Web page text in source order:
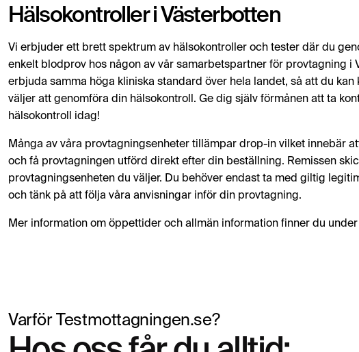
Hälsokontroller i Västerbotten
Vi erbjuder ett brett spektrum av hälsokontroller och tester där du
enkelt blodprov hos någon av vår samarbetspartner för provtagning i
erbjuda samma höga kliniska standard över hela landet, så att du
väljer att genomföra din hälsokontroll. Ge dig själv förmånen att ta
hälsokontroll idag!
Många av våra provtagningsenheter tillämpar drop-in vilket innebär
och få provtagningen utförd direkt efter din beställning. Remissen
provtagningsenheten du väljer. Du behöver endast ta med giltig
och tänk på att följa våra anvisningar inför din provtagning.
Mer information om öppettider och allmän information finner du
Varför Testmottagningen.se?